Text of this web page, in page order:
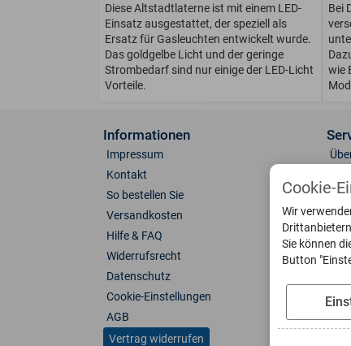
Diese Altstadtlaterne ist mit einem LED-
Einsatz ausgestattet, der speziell als
Ersatz für Gasleuchten entwickelt wurde.
Das goldgelbe Licht und der geringe
Strombedarf sind nur einige der LED-Licht
Vorteile.
Bei
wie
Informationen
Impressum
Kontakt
So bestellen Sie
Versandkosten
Hilfe & FAQ
Widerrufsrecht
Datenschutz
Cookie-Einstellungen
AGB
Vertrag widerrufen
Cookie-
Wir
Sie können
Button